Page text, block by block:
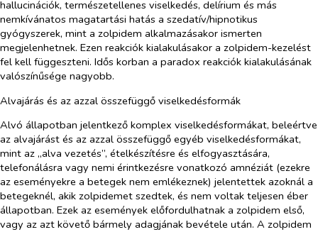
hallucinációk, természetellenes viselkedés, delírium és más
nemkívánatos magatartási hatás a szedatív/hipnotikus
gyógyszerek, mint a zolpidem alkalmazásakor ismerten
megjelenhetnek. Ezen reakciók kialakulásakor a zolpidem-kezelést
fel kell függeszteni. Idős korban a paradox reakciók kialakulásának
valószínűsége nagyobb.
Alvajárás és az azzal összefüggő viselkedésformák
Alvó állapotban jelentkező komplex viselkedésformákat, beleértve
az alvajárást és az azzal összefüggő egyéb viselkedésformákat,
mint az „alva vezetés”, ételkészítésre és elfogyasztására,
telefonálásra vagy nemi érintkezésre vonatkozó amnéziát (ezekre
az eseményekre a betegek nem emlékeznek) jelentettek azoknál a
betegeknél, akik zolpidemet szedtek, és nem voltak teljesen éber
állapotban. Ezek az események előfordulhatnak a zolpidem első,
vagy az azt követő bármely adagjának bevétele után. A zolpidem